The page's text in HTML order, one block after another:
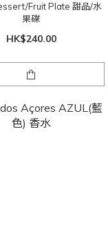
Fruit Plate 甜品/水
果碟
HK$240.00